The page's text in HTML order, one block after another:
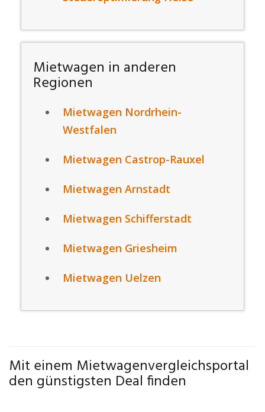
Mietwagen in anderen
Regionen
Mietwagen Nordrhein-
Westfalen
Mietwagen Castrop-Rauxel
Mietwagen Arnstadt
Mietwagen Schifferstadt
Mietwagen Griesheim
Mietwagen Uelzen
Mit einem Mietwagenvergleichsportal
den günstigsten Deal finden